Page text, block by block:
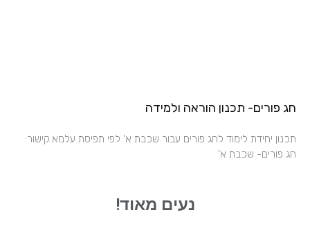
חג פורים- תכנון הוראה ולמידה
תכנון יחידת לימוד לחג פורים עבור שכבת א' לפי תפיסת עלמא.קישור:
חג פורים- שכבת א'
נעים מאוד!